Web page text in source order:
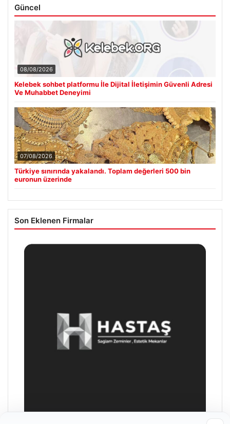
Güncel
08/08/2026
Kelebek sohbet platformu İle Dijital İletişimin Güvenli Adresi
Ve Muhabbet Deneyimi
07/08/2026
Türkiye sınırında yakalandı. Toplam değerleri 500 bin
euronun üzerinde
Son Eklenen Firmalar